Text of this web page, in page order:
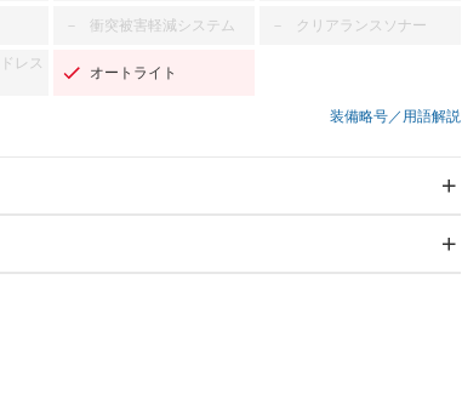
－ 衝突被害軽減システム － クリアランスソナー
レス
オートライト
装備略号／用語解説
ック